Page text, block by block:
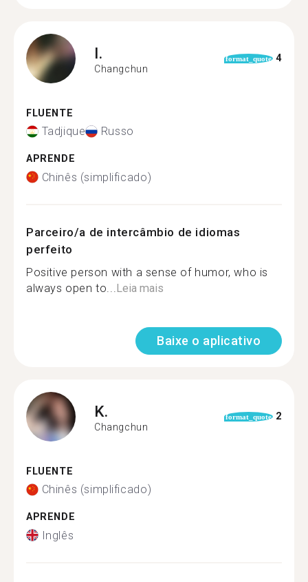
I.
Changchun
format_quote 4
FLUENTE
Tadjique Russo
APRENDE
Chinês (simplificado)
Parceiro/a de intercâmbio de idiomas
perfeito
Positive person with a sense of humor, who is
always open to... Leia mais
Baixe o aplicativo
K.
Changchun
format_quote 2
FLUENTE
Chinês (simplificado)
APRENDE
Inglês